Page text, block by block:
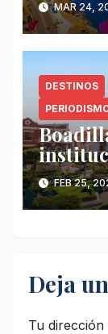
MAR 24,
DESTINOS
FEB 25,
Deja
Tu